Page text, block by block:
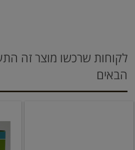
לקוחות שרכשו מוצר זה
הבאים